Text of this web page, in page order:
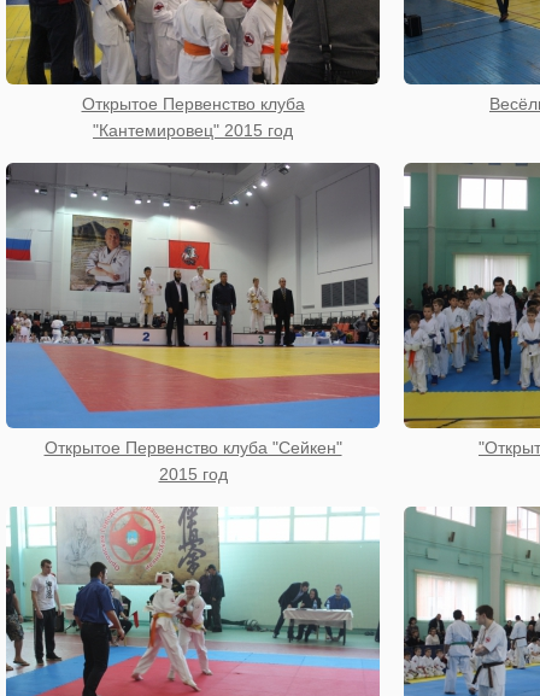
Открытое Первенство клуба
"Кантемировец" 2015 год
Открытое Первенство клуба "Сейкен"
2015 год